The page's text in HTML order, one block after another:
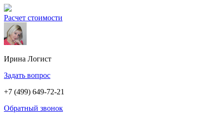
Расчет стоимости
Ирина Логист
Задать вопрос
+7 (499) 649-72-21
Обратный звонок